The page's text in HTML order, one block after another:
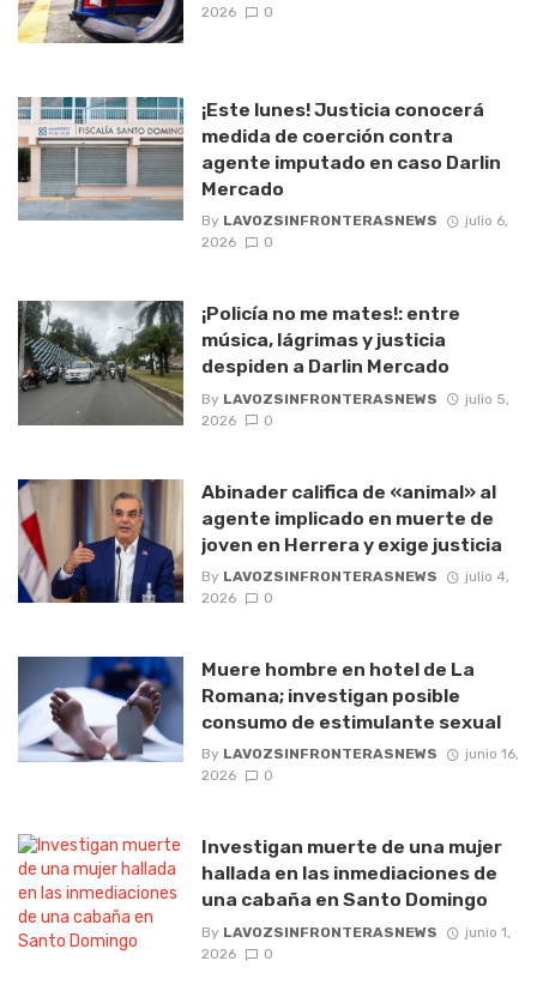
2026
0
¡Este lunes! Justicia conocerá
medida de coerción contra
agente imputado en caso Darlin
Mercado
By LAVOZSINFRONTERASNEWS
julio 6,
2026
0
¡Policía no me mates!: entre
música, lágrimas y justicia
despiden a Darlin Mercado
By LAVOZSINFRONTERASNEWS
julio 5,
2026
0
Abinader califica de «animal» al
agente implicado en muerte de
joven en Herrera y exige justicia
By LAVOZSINFRONTERASNEWS
julio 4,
2026
0
Muere hombre en hotel de La
Romana; investigan posible
consumo de estimulante sexual
By LAVOZSINFRONTERASNEWS
junio 16,
2026
0
Investigan muerte de una mujer
hallada en las inmediaciones de
una cabaña en Santo Domingo
By LAVOZSINFRONTERASNEWS
junio 1,
2026
0